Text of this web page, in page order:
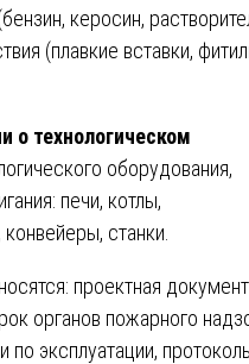
керосин,
(плавкие вставки,
о технологическом
оборудования,
печи, котлы,
станки.
проектная
органов пожарного
по эксплуатации,